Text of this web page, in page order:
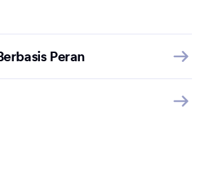
Peran